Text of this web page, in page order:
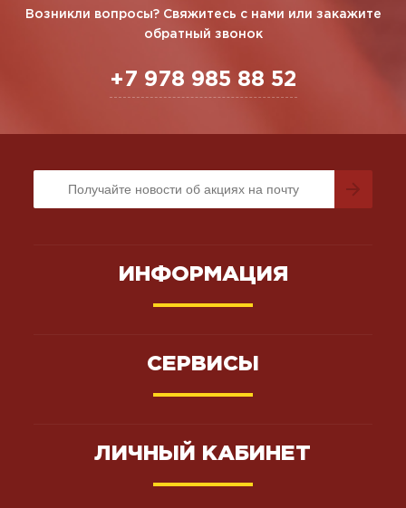
Возникли вопросы? Свяжитесь с нами или закажите
обратный звонок
+7 978 985 88 52
ИНФОРМАЦИЯ
СЕРВИСЫ
ЛИЧНЫЙ КАБИНЕТ